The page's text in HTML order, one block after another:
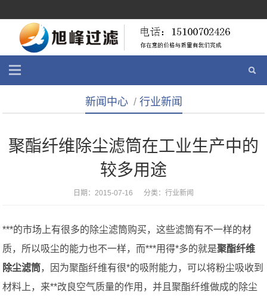
新闻中心 / 行业新闻
聚酯纤维除尘滤筒在工业生产中的
较多用途
日期：2015-07-16 分类： 行业新闻
***的市场上有很多的除尘滤筒购买，这些滤筒有不一样的材
质，所以吸尘的能力也不一样，而***用得*多的就是聚酯纤维
除尘滤筒，因为聚酯纤维有很*的吸附能力，可以将粉尘吸收到
材料上，来**改良空气质量的作用，并且聚酯纤维做成的除尘